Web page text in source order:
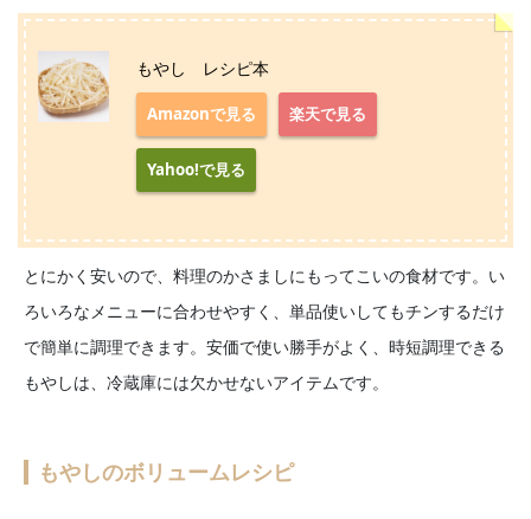
もやし レシピ本
Amazonで見る 楽天で見る
Yahoo!で見る
とにかく安いので、料理のかさましにもってこいの食材です。い
ろいろなメニューに合わせやすく、単品使いしてもチンするだけ
で簡単に調理できます。安価で使い勝手がよく、時短調理できる
もやしは、冷蔵庫には欠かせないアイテムです。
もやしのボリュームレシピ